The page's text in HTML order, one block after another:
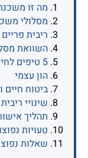
מה זו
מסלולי
ריבית פריים
השוואת
5 טיפים לחיסכון
הון עצמי
ביטוח חיים
שינויי ריבית
תהליך
טעויות
שאלות